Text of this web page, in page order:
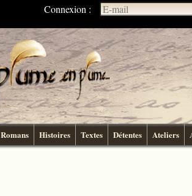
Connexion :
Romans Histoires Textes Détentes Ateliers